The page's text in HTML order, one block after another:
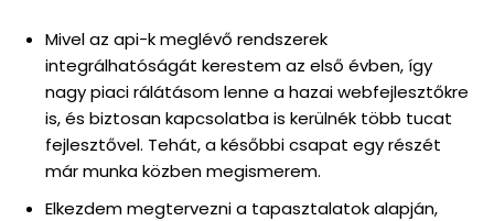
Mivel az api-k meglévő rendszerek
integrálhatóságát kerestem az első évben, így
nagy piaci rálátásom lenne a hazai webfejlesztőkre
is, és biztosan kapcsolatba is kerülnék több tucat
fejlesztővel. Tehát, a későbbi csapat egy részét
már munka közben megismerem.
Elkezdem megtervezni a tapasztalatok alapján,